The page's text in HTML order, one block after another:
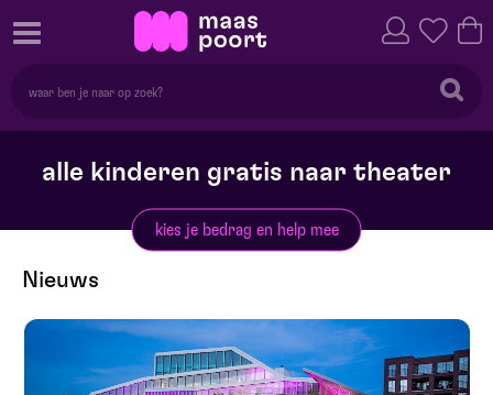
alle kinderen gratis naar theater
kies je bedrag en help mee
Nieuws